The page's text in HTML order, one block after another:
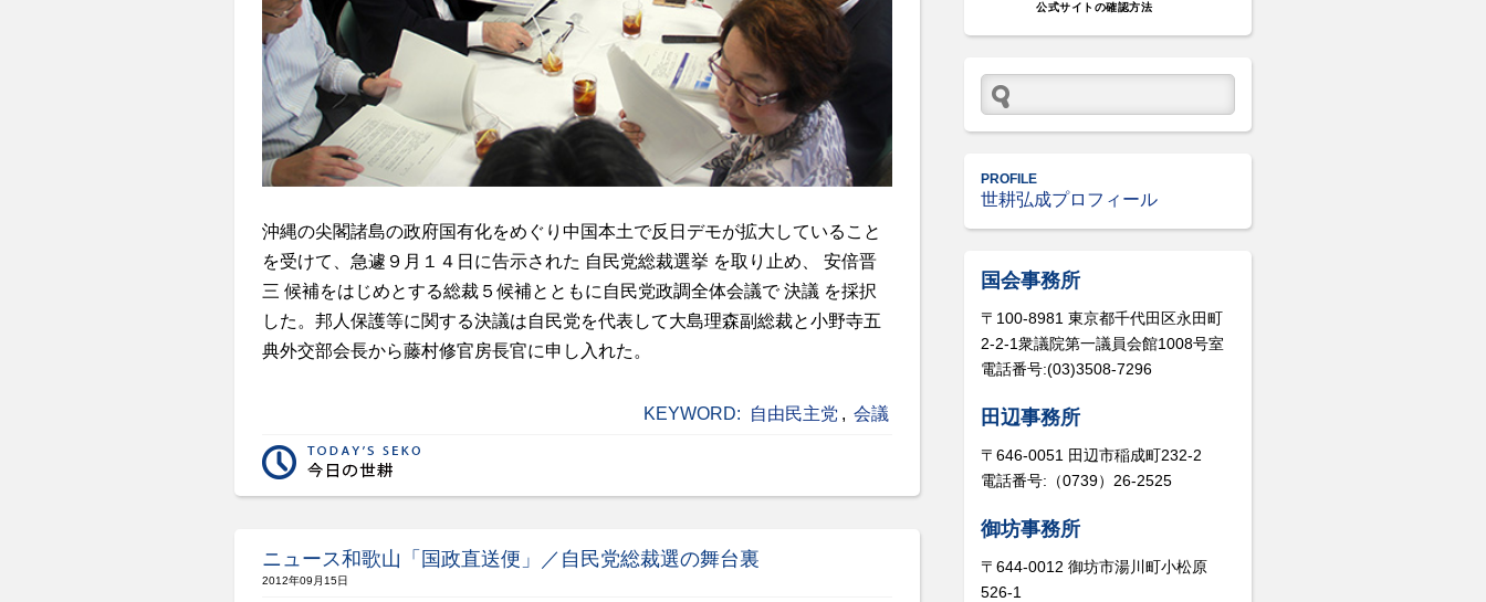
沖縄の尖閣諸島の政府国有化をめぐり中国本土で反日デモが拡大していること
を受けて、急遽９月１４日に告示された 自民党総裁選挙 を取り止め、 安倍晋
三 候補をはじめとする総裁５候補とともに自民党政調全体会議で 決議 を採択
した。邦人保護等に関する決議は自民党を代表して大島理森副総裁と小野寺五
典外交部会長から藤村修官房長官に申し入れた。
KEYWORD: 自由民主党 , 会議
ニュース和歌山「国政直送便」／自民党総裁選の舞台裏
2012年09月15日
公式サイトの確認方法
PROFILE
世耕弘成プロフィール
国会事務所
〒100-8981 東京都千代田区永田町
2-2-1衆議院第一議員会館1008号室
電話番号:(03)3508-7296
田辺事務所
〒646-0051 田辺市稲成町232-2
電話番号:（0739）26-2525
御坊事務所
〒644-0012 御坊市湯川町小松原
526-1